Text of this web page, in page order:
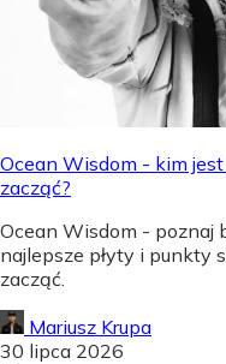
Ocean Wisdom - kim
zacząć?
Ocean Wisdom - poznaj
najlepsze płyty i punkty
zacząć.
Mariusz Krupa
30 lipca 2026